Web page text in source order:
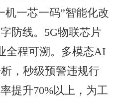
机一芯一码”智能化改
防线。5G物联芯片
全程可溯。多模态AI
，秒级预警违规行
提升70%以上，为工